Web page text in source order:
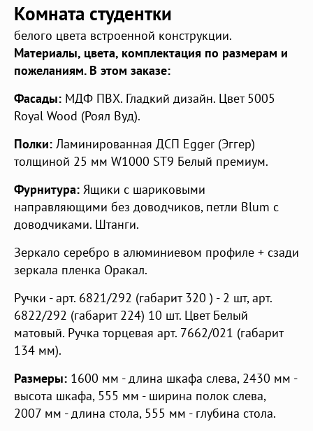
Комната студентки
белого цвета встроенной конструкции.
Материалы, цвета, комплектация по размерам и
пожеланиям. В этом заказе:
Фасады: МДФ ПВХ. Гладкий дизайн. Цвет 5005
Royal Wood (Роял Вуд).
Полки: Ламинированная ДСП Egger (Эггер)
толщиной 25 мм W1000 ST9 Белый премиум.
Фурнитура: Ящики с шариковыми
направляющими без доводчиков, петли Blum с
доводчиками. Штанги.
Зеркало серебро в алюминиевом профиле + сзади
зеркала пленка Оракал.
Ручки - арт. 6821/292 (габарит 320 ) - 2 шт, арт.
6822/292 (габарит 224) 10 шт. Цвет Белый
матовый. Ручка торцевая арт. 7662/021 (габарит
134 мм).
Размеры: 1600 мм - длина шкафа слева, 2430 мм -
высота шкафа, 555 мм - ширина полок слева,
2007 мм - длина стола, 555 мм - глубина стола.